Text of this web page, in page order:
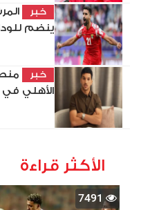
خبر
ينضم
خبر
الأهلي في
الأكثر قراءة
7491